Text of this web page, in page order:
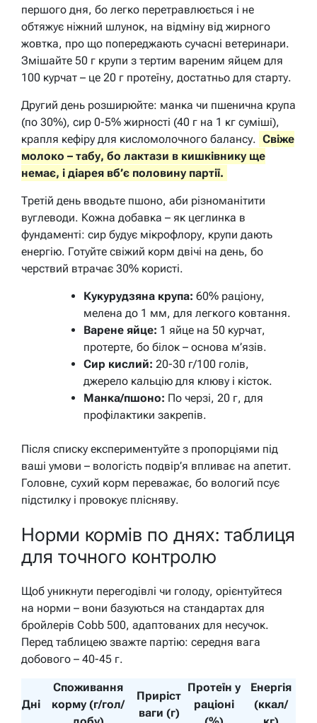
першого дня, бо легко перетравлюється і не
обтяжує ніжний шлунок, на відміну від жирного
жовтка, про що попереджають сучасні ветеринари.
Змішайте 50 г крупи з тертим вареним яйцем для
100 курчат – це 20 г протеїну, достатньо для старту.
Другий день розширюйте: манка чи пшенична крупа
(по 30%), сир 0-5% жирності (40 г на 1 кг суміші),
крапля кефіру для кисломолочного балансу. Свіже
молоко – табу, бо лактази в кишківнику ще
немає, і діарея вб’є половину партії.
Третій день вводьте пшоно, аби різноманітити
вуглеводи. Кожна добавка – як цеглинка в
фундаменті: сир будує мікрофлору, крупи дають
енергію. Готуйте свіжий корм двічі на день, бо
черствий втрачає 30% користі.
Кукурудзяна крупа: 60% раціону,
мелена до 1 мм, для легкого ковтання.
Варене яйце: 1 яйце на 50 курчат,
протерте, бо білок – основа м’язів.
Сир кислий: 20-30 г/100 голів,
джерело кальцію для клюву і кісток.
Манка/пшоно: По черзі, 20 г, для
профілактики закрепів.
Після списку експериментуйте з пропорціями під
ваші умови – вологість подвір’я впливає на апетит.
Головне, сухий корм переважає, бо вологий псує
підстилку і провокує плісняву.
Норми кормів по днях: таблиця
для точного контролю
Щоб уникнути перегодівлі чи голоду, орієнтуйтеся
на норми – вони базуються на стандартах для
бройлерів Cobb 500, адаптованих для несучок.
Перед таблицею зважте партію: середня вага
добового – 40-45 г.
Дні
Споживання
корму (г/гол/
Приріст
ваги (г)
Протеїн у
раціоні
Енергія
(ккал/